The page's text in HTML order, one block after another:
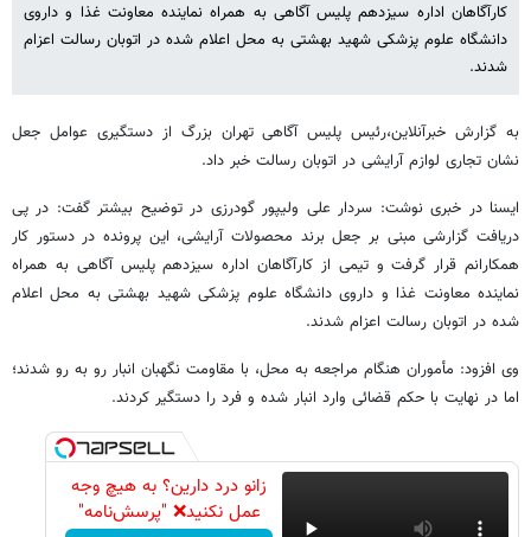
کارآگاهان اداره سیزدهم پلیس آگاهی به همراه نماینده معاونت غذا و داروی
دانشگاه علوم پزشکی شهید بهشتی به محل اعلام شده در اتوبان رسالت اعزام
شدند.
به گزارش خبرآنلاین،رئیس پلیس آگاهی تهران بزرگ از دستگیری عوامل جعل
نشان تجاری لوازم آرایشی در اتوبان رسالت خبر داد.
ایسنا در خبری نوشت: سردار علی ولیپور گودرزی در توضیح بیشتر گفت: در پی
دریافت گزارشی مبنی بر جعل برند محصولات آرایشی، این پرونده در دستور کار
همکارانم قرار گرفت و تیمی از کارآگاهان اداره سیزدهم پلیس آگاهی به همراه
نماینده معاونت غذا و داروی دانشگاه علوم پزشکی شهید بهشتی به محل اعلام
شده در اتوبان رسالت اعزام شدند.
وی افزود: مأموران هنگام مراجعه به محل، با مقاومت نگهبان انبار رو به رو شدند؛
اما در نهایت با حکم قضائی وارد انبار شده و فرد را دستگیر کردند.
زانو درد دارین؟ به هیچ وجه
عمل نکنید❌ "پرسش‌نامه"